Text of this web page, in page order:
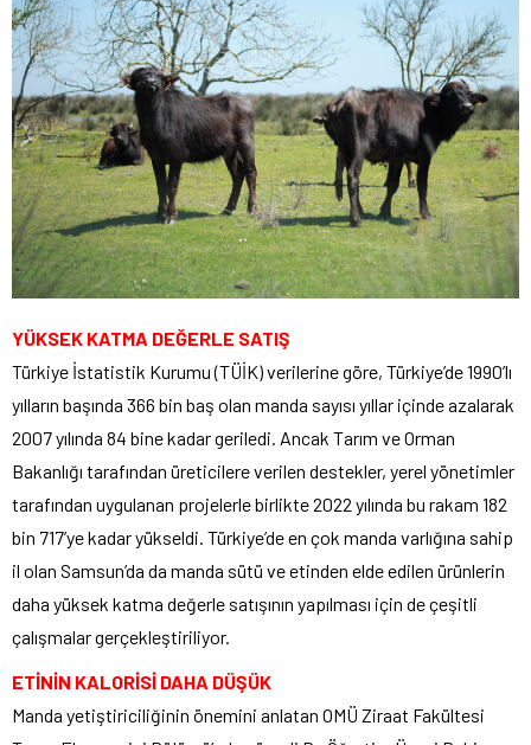
YÜKSEK KATMA DEĞERLE SATIŞ
Türkiye İstatistik Kurumu (TÜİK) verilerine göre, Türkiye’de 1990’lı
yılların başında 366 bin baş olan manda sayısı yıllar içinde azalarak
2007 yılında 84 bine kadar geriledi. Ancak Tarım ve Orman
Bakanlığı tarafından üreticilere verilen destekler, yerel yönetimler
tarafından uygulanan projelerle birlikte 2022 yılında bu rakam 182
bin 717’ye kadar yükseldi. Türkiye’de en çok manda varlığına sahip
il olan Samsun’da da manda sütü ve etinden elde edilen ürünlerin
daha yüksek katma değerle satışının yapılması için de çeşitli
çalışmalar gerçekleştiriliyor.
ETİNİN KALORİSİ DAHA DÜŞÜK
Manda yetiştiriciliğinin önemini anlatan OMÜ Ziraat Fakültesi